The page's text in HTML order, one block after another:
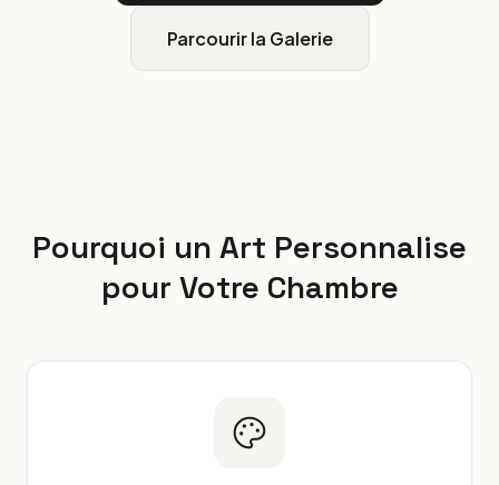
Parcourir la Galerie
Pourquoi un Art Personnalise
pour Votre Chambre